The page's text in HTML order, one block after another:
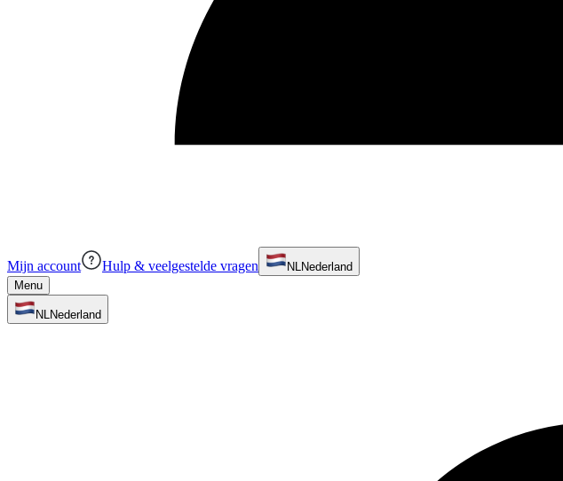
Mijn account Hulp & veelgestelde vragen NL Nederland
Menu
NL Nederland